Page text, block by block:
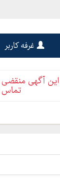
غرفه کاربر
این آگهی منقضی
تماس